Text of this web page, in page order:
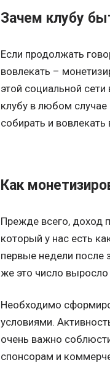
Зачем клубу
Если продолжать
вовлекать –
этой социальной
клубу в любом случае
собирать и
Как
Прежде всего, доход
который у нас есть
первые недели после
же это число
Необходимо
условиями.
очень важно
спонсорам и